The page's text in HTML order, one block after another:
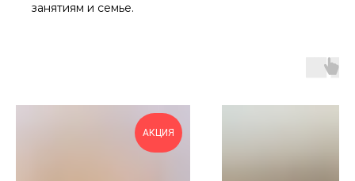
занятиям и семье.
АКЦИЯ